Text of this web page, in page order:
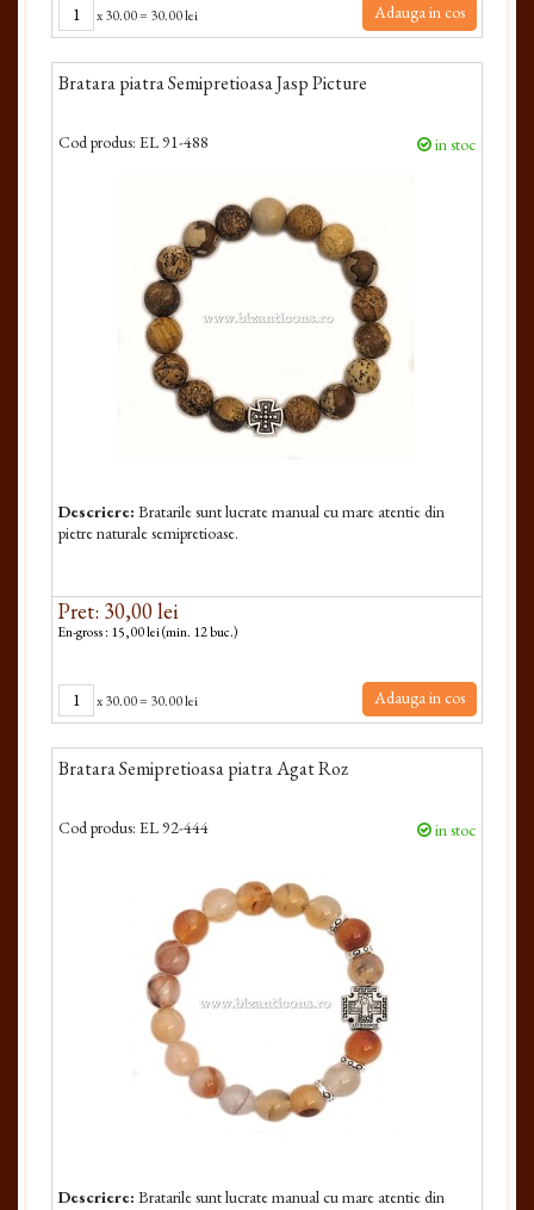
x30.00= 30.00 lei Adauga in cos
Bratara piatra Semipretioasa Jasp Picture
Cod produs: EL 91-488 in stoc
Descriere: Bratarile sunt lucrate manual cu mare atentie din
pietre naturale semipretioase.
Pret: 30,00 lei
En-gross : 15,00 lei (min. 12 buc.)
x30.00= 30.00 lei Adauga in cos
Bratara Semipretioasa piatra Agat Roz
Cod produs: EL 92-444 in stoc
Descriere: Bratarile sunt lucrate manual cu mare atentie din